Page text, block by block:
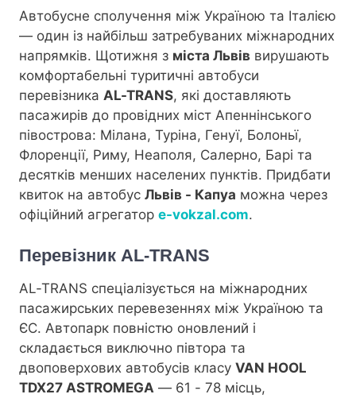
Автобусне сполучення між Україною та Італією
— один із найбільш затребуваних міжнародних
напрямків. Щотижня з міста Львів вирушають
комфортабельні туритичні автобуси
перевізника AL-TRANS, які доставляють
пасажирів до провідних міст Апеннінського
півострова: Мілана, Туріна, Генуї, Болоньї,
Флоренції, Риму, Неаполя, Салерно, Барі та
десятків менших населених пунктів. Придбати
квиток на автобус Львів - Капуа можна через
офіційний агрегатор e-vokzal.com.
Перевізник AL-TRANS
AL-TRANS спеціалізується на міжнародних
пасажирських перевезеннях між Україною та
ЄС. Автопарк повністю оновлений і
складається виключно півтора та
двоповерхових автобусів класу VAN HOOL
TDX27 ASTROMEGA — 61 - 78 місць,